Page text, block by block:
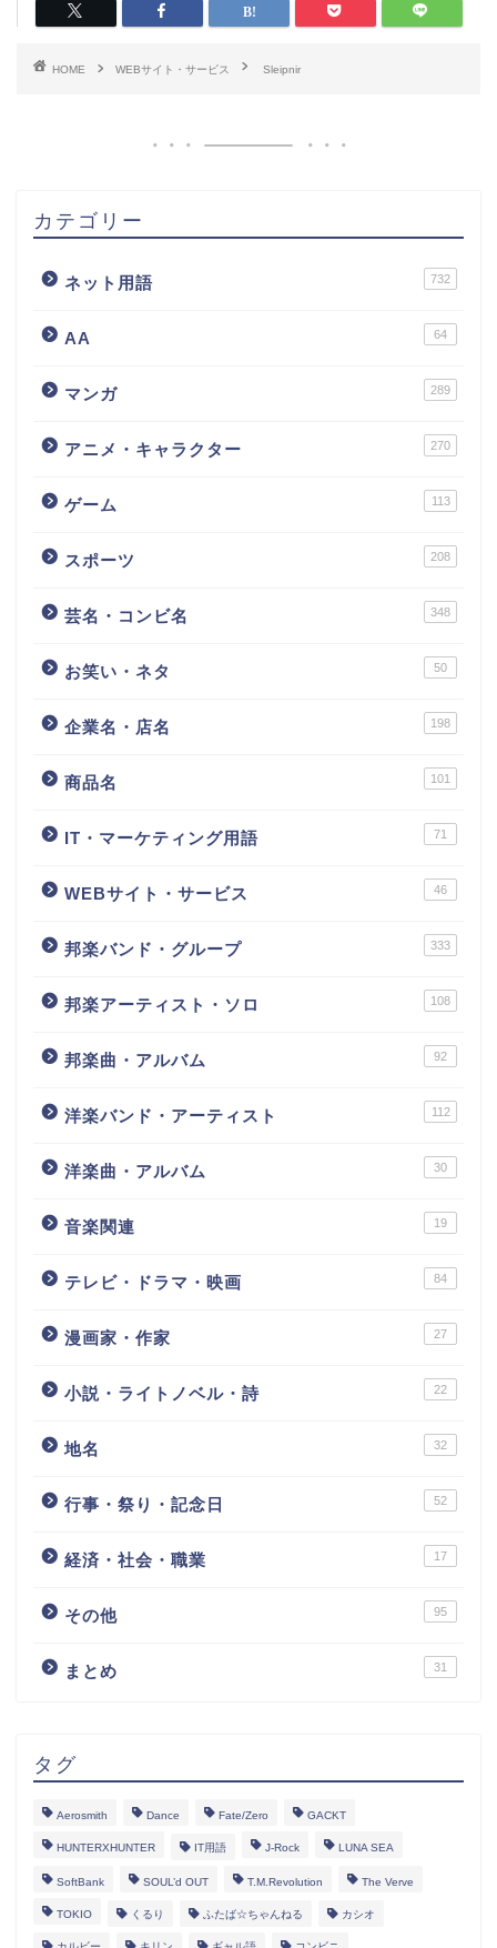
HOME WEBサイト・サービス Sleipnir
カテゴリー
ネット用語 732
AA 64
マンガ 289
アニメ・キャラクター 270
ゲーム 113
スポーツ 208
芸名・コンビ名 348
お笑い・ネタ 50
企業名・店名 198
商品名 101
IT・マーケティング用語 71
WEBサイト・サービス 46
邦楽バンド・グループ 333
邦楽アーティスト・ソロ 108
邦楽曲・アルバム 92
洋楽バンド・アーティスト 112
洋楽曲・アルバム 30
音楽関連 19
テレビ・ドラマ・映画 84
漫画家・作家 27
小説・ライトノベル・詩 22
地名 32
行事・祭り・記念日 52
経済・社会・職業 17
その他 95
まとめ 31
タグ
Aerosmith Dance Fate/Zero GACKT
HUNTERXHUNTER IT用語 J-Rock LUNA SEA
SoftBank SOUL’d OUT T.M.Revolution The Verve
TOKIO くるり ふたば☆ちゃんねる カシオ